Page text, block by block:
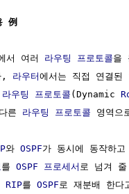
例
서 여러 라우팅 프로토콜을
,
라우터에서는 직접 연결된
라우팅 프로토콜 (Dynamic
른 라우팅 프로토콜 영역으
와 OSPF가 동시에 동작하
를 OSPF 프로세서 로 넘겨
RIP를 OSPF 로 재분배 한다